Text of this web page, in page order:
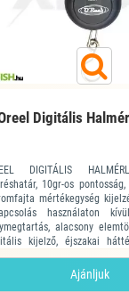
Digitális
DIGITÁLIS
10gr-os
mértékegység
használaton
alacsony
kijelző, éjszakai
elem
Ajánljuk